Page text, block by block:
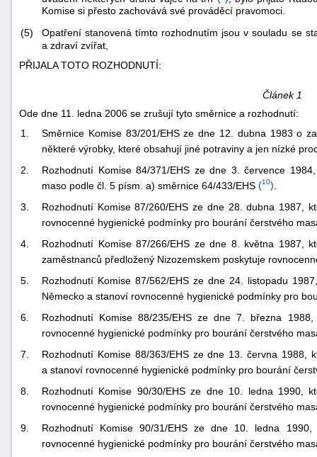
Komise si přesto zachovává své prováděcí pravomoci.
(5)
Opatření stanovená tímto rozhodnutím jsou v souladu se
a zdraví zvířat,
PŘIJALA TOTO ROZHODNUTÍ:
Článek 1
Ode dne 11. ledna 2006 se zrušují tyto směrnice a rozhodnutí:
1.
Směrnice Komise 83/201/EHS ze dne 12. dubna 1983 o
některé výrobky, které obsahují jiné potraviny a jen nízké
2.
Rozhodnutí Komise 84/371/EHS ze dne 3. července
maso podle čl. 5 písm. a) směrnice 64/433/EHS (10)
3.
Rozhodnutí Komise 87/260/EHS ze dne 28. dubna 1987,
rovnocenné hygienické podmínky pro bourání čerstvého
4.
Rozhodnutí Komise 87/266/EHS ze dne 8. května 1987,
zaměstnanců předložený Nizozemskem poskytuje
5.
Rozhodnutí Komise 87/562/EHS ze dne 24. listopadu
Německo a stanoví rovnocenné hygienické podmínky pro
6.
Rozhodnutí Komise 88/235/EHS ze dne 7. března
rovnocenné hygienické podmínky pro bourání čerstvého
7.
Rozhodnutí Komise 88/363/EHS ze dne 13. června 1988,
a stanoví rovnocenné hygienické podmínky pro bourání
8.
Rozhodnutí Komise 90/30/EHS ze dne 10. ledna 1990,
rovnocenné hygienické podmínky pro bourání čerstvého
9.
Rozhodnutí Komise 90/31/EHS ze dne 10. ledna
rovnocenné hygienické podmínky pro bourání čerstvého
náhrady
"náhradě
škod"